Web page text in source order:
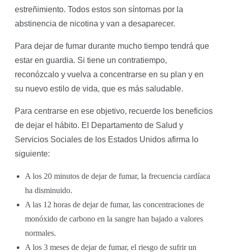
estreñimiento. Todos estos son síntomas por la
abstinencia de nicotina y van a desaparecer.
Para dejar de fumar durante mucho tiempo tendrá que
estar en guardia. Si tiene un contratiempo,
reconózcalo y vuelva a concentrarse en su plan y en
su nuevo estilo de vida, que es más saludable.
Para centrarse en ese objetivo, recuerde los beneficios
de dejar el hábito. El Departamento de Salud y
Servicios Sociales de los Estados Unidos afirma lo
siguiente:
A los 20 minutos de dejar de fumar, la frecuencia cardíaca
ha disminuido.
A las 12 horas de dejar de fumar, las concentraciones de
monóxido de carbono en la sangre han bajado a valores
normales.
A los 3 meses de dejar de fumar, el riesgo de sufrir un